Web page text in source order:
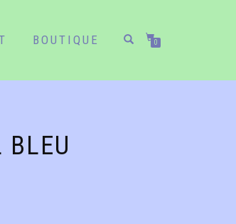
BOUTIQUE 0
BLEU